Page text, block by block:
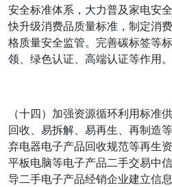
安全标准体系，大力普及家电安
快升级消费品质量标准，制定消
格质量安全监管。完善碳标签等
领、绿色认证、高端认证等作用。
（十四）加强资源循环利用标准
回收、易拆解、易再生、再制造
弃电器电子产品回收规范等再生
平板电脑等电子产品二手交易中
导二手电子产品经销企业建立信